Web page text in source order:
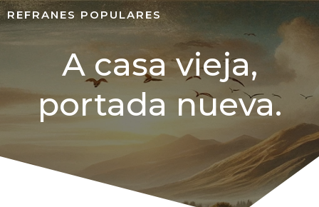
REFRANES POPULARES
A casa vieja,
portada nueva.